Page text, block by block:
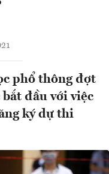
phổ thông đợt
đầu với việc
ký dự thi